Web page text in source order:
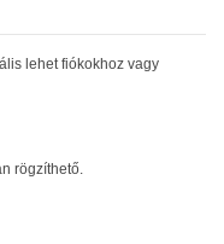
lehet fiókokhoz vagy
rögzíthető.